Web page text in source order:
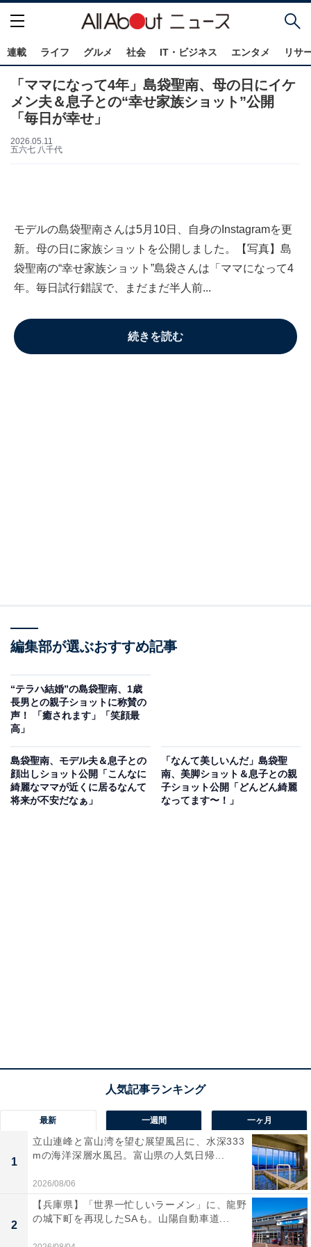
連載 ライフ グルメ 社会 IT・ビジネス エンタメ リサ
「ママになって4年」島袋聖南、母の日にイケ
メン夫＆息子との“幸せ家族ショット”公開
「毎日が幸せ」
2026.05.11
五六七 八千代
モデルの島袋聖南さんは5月10日、自身のInstagramを更
新。母の日に家族ショットを公開しました。【写真】島
袋聖南の“幸せ家族ショット”島袋さんは「ママになって4
年。毎日試行錯誤で、まだまだ半人前...
続きを読む
編集部が選ぶおすすめ記事
“テラハ結婚”の島袋聖南、1歳
長男との親子ショットに称賛の
声！ 「癒されます」「笑顔最
高」
島袋聖南、モデル夫＆息子との
顔出しショット公開「こんなに
綺麗なママが近くに居るなんて
将来が不安だなぁ」
「なんて美しいんだ」島袋聖
南、美脚ショット＆息子との親
子ショット公開「どんどん綺麗
なってます〜！」
最新 一週間 一ヶ月
1
立山連峰と富山湾を望む展望風呂に、水深333
mの海洋深層水風呂。富山県の人気日帰...
2026/08/06
2
【兵庫県】「世界一忙しいラーメン」に、龍野
の城下町を再現したSAも。山陽自動車道...